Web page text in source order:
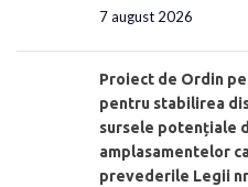
7 august 2026
Proiect de Ordin
pentru stabilirea
sursele potențiale
amplasamentelor
prevederile Legii